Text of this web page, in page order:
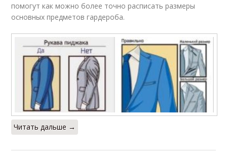
помогут как можно более точно расписать размеры
основных предметов гардероба.
Читать дальше →